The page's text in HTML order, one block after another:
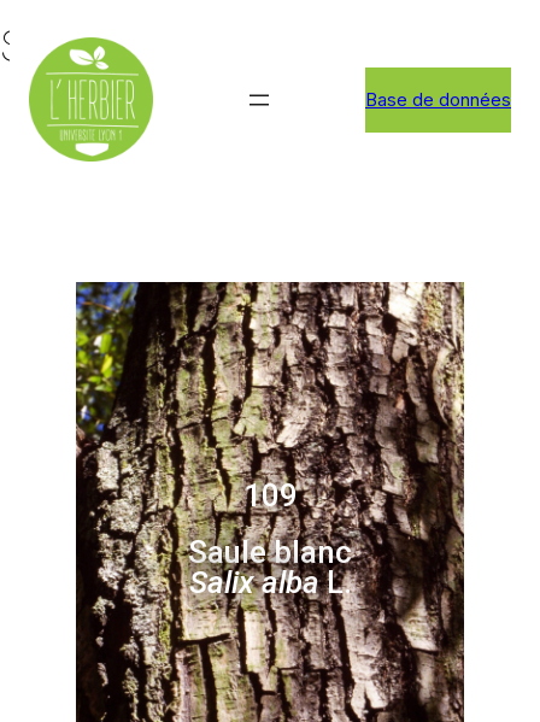
Base de données
Saule blanc
109
Saule blanc
Salix albaL.